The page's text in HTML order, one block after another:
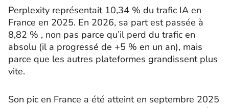
Perplexity représentait 10,34 % du trafic IA en
France en 2025. En 2026, sa part est passée à
8,82 % , non pas parce qu’il perd du trafic en
absolu (il a progressé de +5 % en un an), mais
parce que les autres plateformes grandissent plus
vite.
Son pic en France a été atteint en septembre 2025